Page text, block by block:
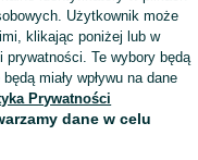
Wyświetlenia:
Kup
Użytkownik może
klikając poniżej lub w
Te wybory będą
miały wpływu na dane
Prywatności
dane w celu